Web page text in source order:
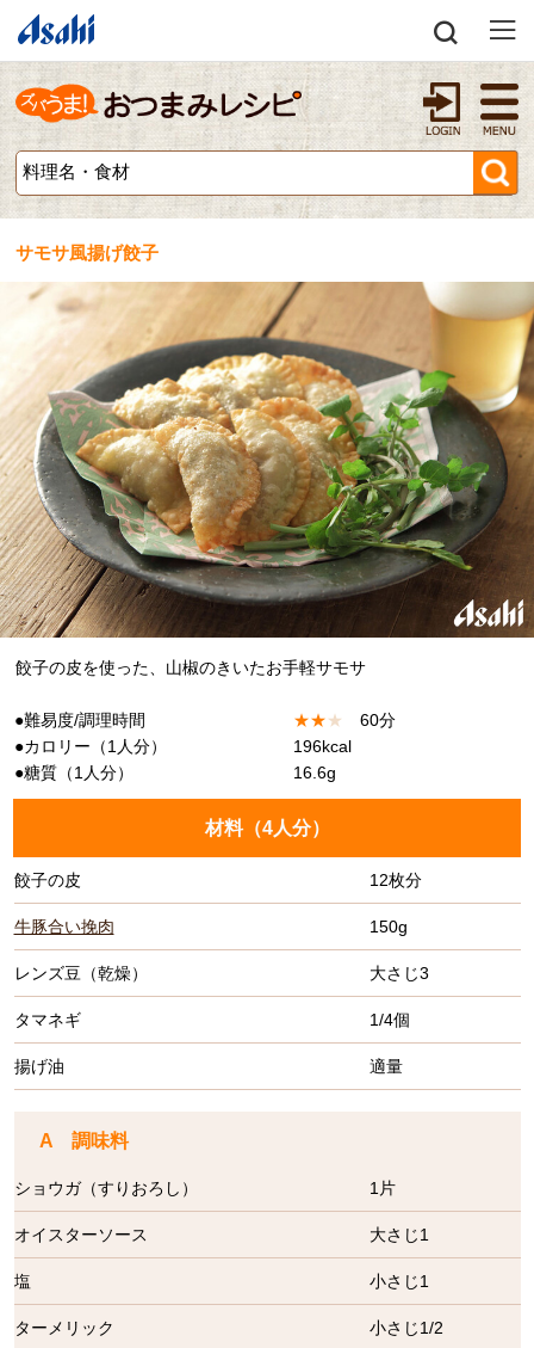
サモサ風揚げ餃子
餃子の皮を使った、山椒のきいたお手軽サモサ
●難易度/調理時間 ★★★
60分
●カロリー（1人分）
196kcal
●糖質（1人分）
16.6g
材料（4人分）
餃子の皮 12枚分
牛豚合い挽肉 150g
レンズ豆（乾燥） 大さじ3
タマネギ 1/4個
揚げ油 適量
A 調味料
ショウガ（すりおろし） 1片
オイスターソース 大さじ1
塩 小さじ1
ターメリック 小さじ1/2